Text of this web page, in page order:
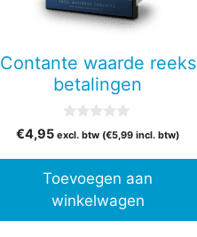
Contante waarde reeks
betalingen
v
5
€4,95 excl. btw (€5,99 incl. btw)
Toevoegen aan
winkelwagen